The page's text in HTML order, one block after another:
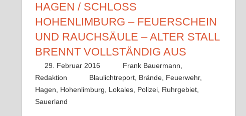
HAGEN / SCHLOSS
HOHENLIMBURG – FEUERSCHEIN
UND RAUCHSÄULE – ALTER STALL
BRENNT VOLLSTÄNDIG AUS
29. Februar 2016
Frank Bauermann,
Redaktion
Blaulichtreport Brände Feuerwehr,
Hagen
Hohenlimburg Lokales, Polizei, Ruhrgebiet,
Sauerland